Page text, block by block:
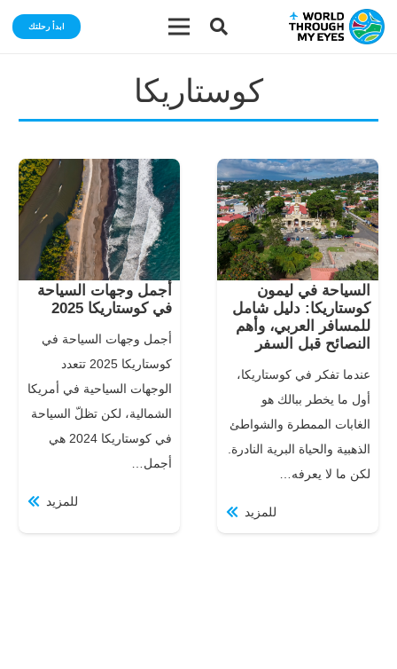
ابدأ رحلتك
كوستاريكا
السياحة في ليمون
كوستاريكا: دليل شامل
للمسافر العربي، وأهم
النصائح قبل السفر
عندما تفكر في كوستاريكا،
أول ما يخطر ببالك هو
الغابات الممطرة والشواطئ
الذهبية والحياة البرية النادرة.
لكن ما لا يعرفه…
للمزيد
أجمل وجهات السياحة
في كوستاريكا 2025
أجمل وجهات السياحة في
كوستاريكا 2025 تتعدد
الوجهات السياحية في أمريكا
الشمالية، لكن تظلّ السياحة
في كوستاريكا 2024 هي
أجمل…
للمزيد